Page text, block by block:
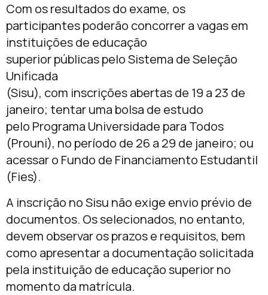
Com os resultados do exame, os
participantes poderão concorrer a vagas em
instituições de educação
superior públicas pelo Sistema de Seleção
Unificada
(Sisu), com inscrições abertas de 19 a 23 de
janeiro; tentar uma bolsa de estudo
pelo Programa Universidade para Todos
(Prouni), no período de 26 a 29 de janeiro; ou
acessar o Fundo de Financiamento Estudantil
(Fies).
A inscrição no Sisu não exige envio prévio de
documentos. Os selecionados, no entanto,
devem observar os prazos e requisitos, bem
como apresentar a documentação solicitada
pela instituição de educação superior no
momento da matrícula.